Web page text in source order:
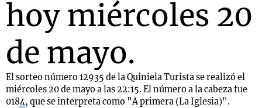
hoy miércoles 20
de mayo.
El sorteo número 12935 de la Quiniela Turista se realizó el
miércoles 20 de mayo a las 22:15. El número a la cabeza fue
0184, que se interpreta como "A primera (La Iglesia)".